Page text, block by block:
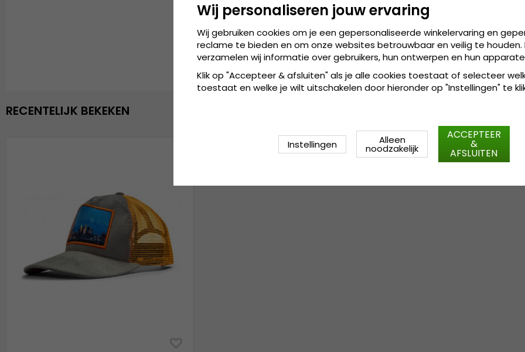
Maattabel:
de cap is
worden
RECENTELIJK BEKEKEN
Wij personaliseren jouw ervaring
Wij gebruiken cookies om je een gepersonaliseerde winkelervaring en
reclame te bieden en om onze websites betrouwbaar en veilig te houden.
verzamelen wij informatie over gebruikers, hun ontwerpen en hun
Klik op "Accepteer & afsluiten" als je alle cookies toestaat of selecteer
toestaat en welke je wilt uitschakelen door hieronder op "Instellingen" te
Instellingen Alleen
noodzakelijk
ACCEPTEER
&
AFSLUITEN